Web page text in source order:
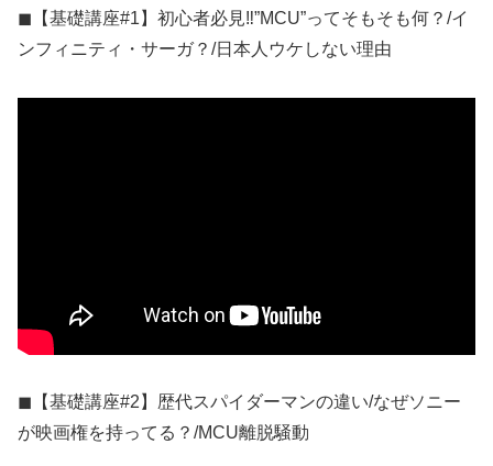
◼︎【基礎講座#1】初心者必見‼”︎MCU”ってそもそも何？/イ
ンフィニティ・サーガ？/日本人ウケしない理由
◼︎【基礎講座#2】歴代スパイダーマンの違い/なぜソニー
が映画権を持ってる？/MCU離脱騒動